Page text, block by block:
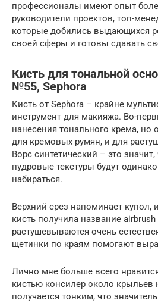
профессионалы имеют опыт
руководители проектов, топ-
которые добились выдающихся
своей сферы и готовы сдавать
Кисть для тональной
№55, Sephora
Кисть от Sephora – крайне
инструмент для макияжа. Во-
нанесения тонального крема, но
для кремовых румян, и для
Ворс синтетический – это
пудровые текстуры будут
набираться.
Верхний срез напоминает купол,
кисть получила название
растушевываются очень
щетинки по краям помогают
Лично мне больше всего
кистью консилер около крыльев
получается тонким, что